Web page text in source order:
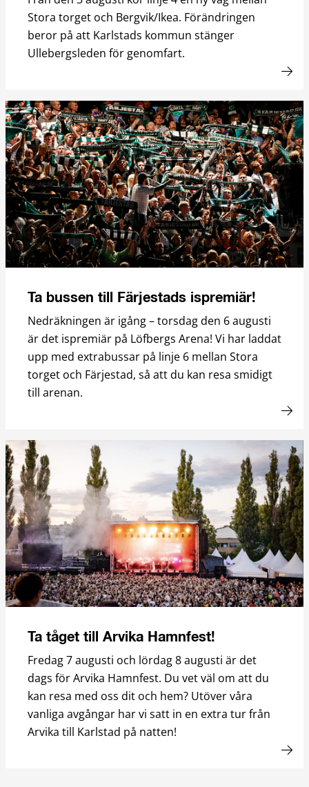
Stora torget och Bergvik/Ikea. Förändringen
beror på att Karlstads kommun stänger
Ullebergsleden för genomfart.
Ta bussen till Färjestads ispremiär!
Nedräkningen är igång – torsdag den 6 augusti
är det ispremiär på Löfbergs Arena! Vi har laddat
upp med extrabussar på linje 6 mellan Stora
torget och Färjestad, så att du kan resa smidigt
till arenan.
Ta tåget till Arvika Hamnfest!
Fredag 7 augusti och lördag 8 augusti är det
dags för Arvika Hamnfest. Du vet väl om att du
kan resa med oss dit och hem? Utöver våra
vanliga avgångar har vi satt in en extra tur från
Arvika till Karlstad på natten!